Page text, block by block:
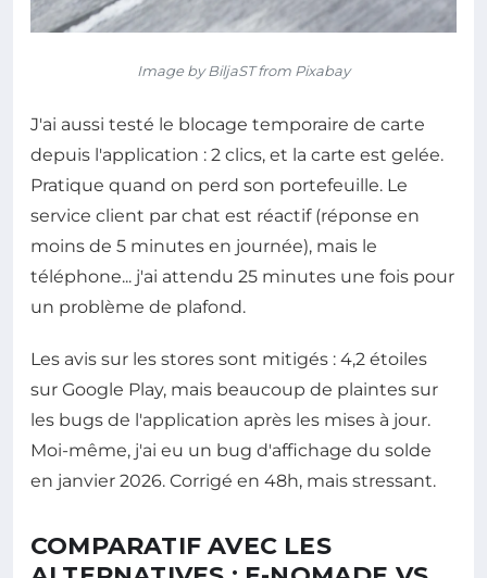
Image by BiljaST from Pixabay
J'ai aussi testé le blocage temporaire de carte
depuis l'application : 2 clics, et la carte est gelée.
Pratique quand on perd son portefeuille. Le
service client par chat est réactif (réponse en
moins de 5 minutes en journée), mais le
téléphone... j'ai attendu 25 minutes une fois pour
un problème de plafond.
Les avis sur les stores sont mitigés : 4,2 étoiles
sur Google Play, mais beaucoup de plaintes sur
les bugs de l'application après les mises à jour.
Moi-même, j'ai eu un bug d'affichage du solde
en janvier 2026. Corrigé en 48h, mais stressant.
COMPARATIF AVEC LES